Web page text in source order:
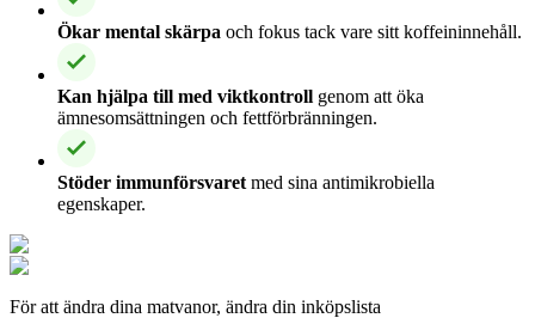
Ökar mental skärpa och fokus tack vare sitt koffeininnehåll.
Kan hjälpa till med viktkontroll genom att öka
ämnesomsättningen och fettförbränningen.
Stöder immunförsvaret med sina antimikrobiella
egenskaper.
För att ändra dina matvanor, ändra din inköpslista